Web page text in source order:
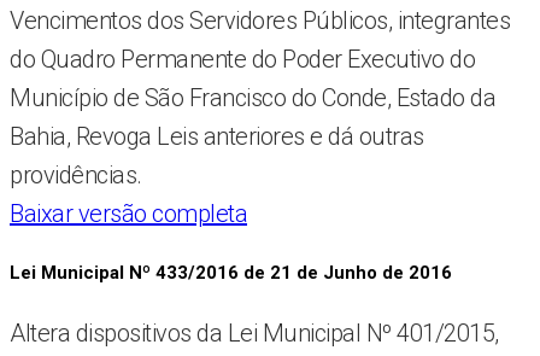
Vencimentos dos Servidores Públicos, integrantes
do Quadro Permanente do Poder Executivo do
Município de São Francisco do Conde, Estado da
Bahia, Revoga Leis anteriores e dá outras
providências.
Baixar versão completa
Lei Municipal Nº 433/2016 de 21 de Junho de 2016
Altera dispositivos da Lei Municipal Nº 401/2015,